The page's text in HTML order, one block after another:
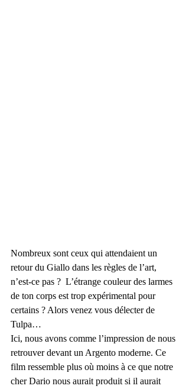
Nombreux sont ceux qui attendaient un
retour du Giallo dans les règles de l’art,
n’est-ce pas ?  L’étrange couleur des larmes
de ton corps est trop expérimental pour
certains ? Alors venez vous délecter de
Tulpa…
Ici, nous avons comme l’impression de nous
retrouver devant un Argento moderne. Ce
film ressemble plus où moins à ce que notre
cher Dario nous aurait produit si il aurait